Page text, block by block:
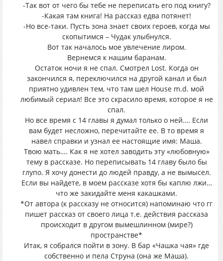
-Так вот от чего бы тебе не переписать его под книгу?
-Какая там книга! На рассказ едва потянет!
-Но все-таки. Пусть зона знает своих героев, когда мы
скопытимся – Чудак улыбнулся.
Вот так началось мое увлечение лиром.
Вернемся к нашим баранам.
Остаток ночи я не спал. Смотрел Lost. Когда он
закончился я, переключился на другой канал и был
приятно удивлен тем, что там шел House m.d. мой
любимый сериал! Все это скрасило время, которое я не
спал.
Но все время с 14 главы я думал только о ней…. Если
вам будет несложно, перечитайте ее. В то время я
навел справки и узнал ее настоящие имя: Маша.
Твою мать…. Как я не хотел заводить эту «любовную»
тему в рассказе. Но переписывать 14 главу было бы
глупо. Я хочу донести до людей правду, а не вымысел.
Если вы найдете, в моем рассказе хотя бы каплю лжи…
что же закидайте меня какашками.
*От автора (к рассказу не относится) напоминаю что гг
пишет рассказ от своего лица т.е. действия рассказа
происходит в другом вымешлинном (мире?)
пространстве*
Итак, я собрался пойти в зону. В бар «Чашка чая» где
собственно и пела Струна (она же Маша).